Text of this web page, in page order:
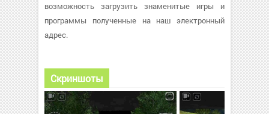
возможность загрузить знаменитые игры и
программы полученные на наш электронный
адрес.
Скриншоты